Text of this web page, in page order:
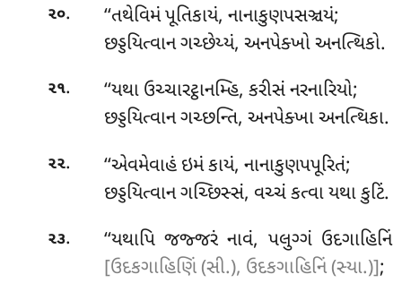
૨૦.
‘‘તથેવિમં પૂતિકાયં, નાનાકુણપસઞ્ચયં;
છડ્ડયિત્વાન ગચ્છેય્યં, અનપેક્ખો અનત્થિકો.
૨૧.
‘‘યથા ઉચ્ચારટ્ઠાનમ્હિ, કરીસં નરનારિયો;
છડ્ડયિત્વાન ગચ્છન્તિ, અનપેક્ખા અનત્થિકા.
૨૨.
‘‘એવમેવાહં ઇમં કાયં, નાનાકુણપપૂરિતં;
છડ્ડયિત્વાન ગચ્છિસ્સં, વચ્ચં કત્વા યથા કુટિં.
૨૩.
‘‘યથાપિ જજ્જરં નાવં, પલુગ્ગં ઉદગાહિનિં
[ઉદકગાહિણિં (સી.), ઉદકગાહિનિં (સ્યા.)];